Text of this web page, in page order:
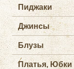
Пиджаки
Джинсы
Блузы
Платья, Юбки